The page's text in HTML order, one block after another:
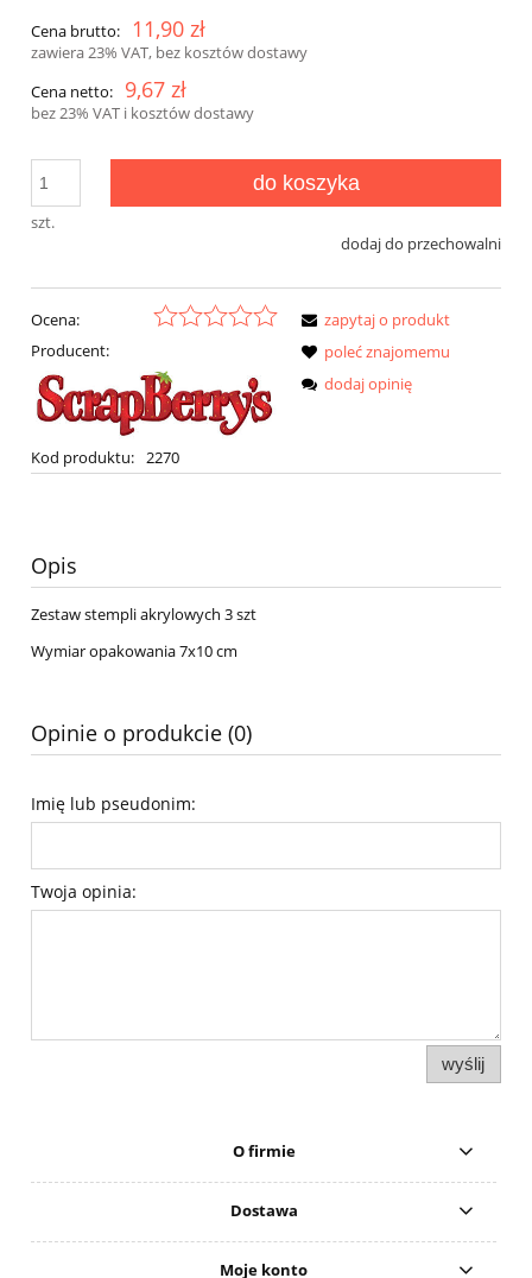
Cena brutto: 11,90 zł
zawiera 23% VAT, bez kosztów dostawy
Cena netto:
9,67 zł
bez 23% VAT i kosztów dostawy
szt.
do koszyka
dodaj do przechowalni
Ocena:
Producent:
Kod produktu: 2270
zapytaj o produkt
poleć znajomemu
dodaj opinię
Opis
Zestaw stempli akrylowych 3 szt
Wymiar opakowania 7x10 cm
Opinie o produkcie (0)
Imię lub pseudonim:
Twoja opinia:
wyślij
O firmie
Dostawa
Moje konto